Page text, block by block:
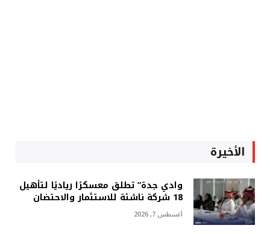
الأخيرة
وادي جدة” تطلق معسكرًا رياديًا لتأهيل
18 شركة ناشئة للاستثمار والاحتضان
أغسطس 7, 2026